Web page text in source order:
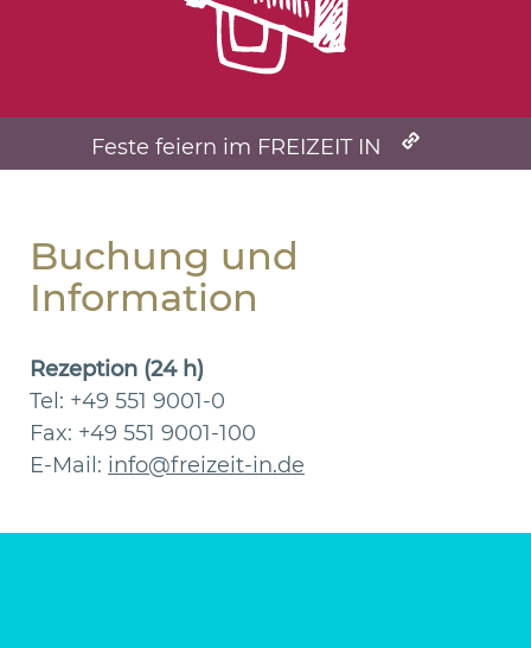
Feste feiern im FREIZEIT IN
Buchung und
Information
Rezeption (24 h)
Tel: +49 551 9001-0
Fax: +49 551 9001-100
E-Mail: info@freizeit-in.de